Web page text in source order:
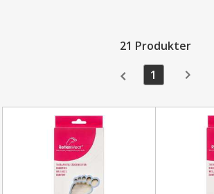
21 Produkter
1